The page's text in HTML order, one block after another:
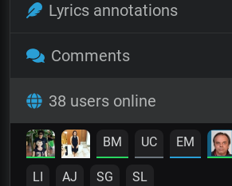
Lyrics annotations
Comments
38 users online
BM UC EM
LI AJ SG SL